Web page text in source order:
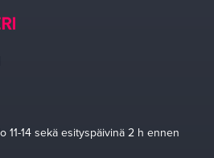
11-14 sekä esityspäivinä 2 h ennen